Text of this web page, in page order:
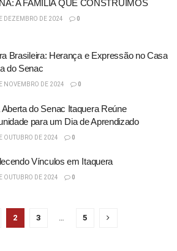
A FAMÍLIA QUE CONSTRUÍMOS
DEZEMBRO DE 2024 0
Brasileira: Herança e Expressão no Casa
do Senac
NOVEMBRO DE 2024 0
do Senac Itaquera Reúne
para um Dia de Aprendizado
OUTUBRO DE 2024 0
Vínculos em Itaquera
OUTUBRO DE 2024 0
2 3 5